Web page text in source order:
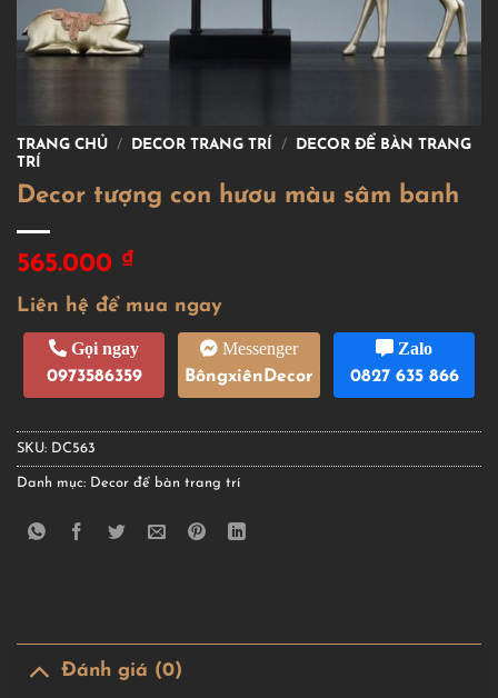
TRANG CHỦ / DECOR TRANG TRÍ /
DECOR ĐỂ BÀN TRANG
TRÍ
Decor tượng con hươu màu sâm banh
565.000 ₫
Liên hệ để mua ngay
Gọi ngay
0973586359
Messenger
BôngxiênDecor
Zalo
0827 635 866
SKU: DC563
Danh mục: Decor để bàn trang trí
Đánh giá (0)